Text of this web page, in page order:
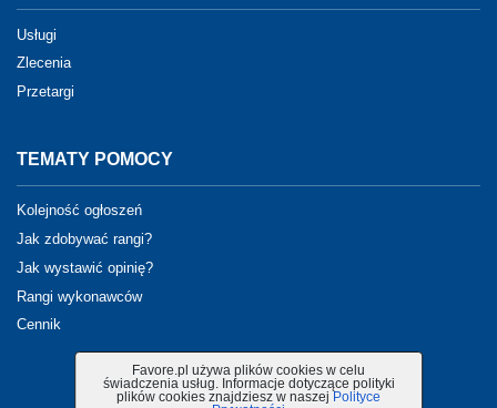
Favore.pl używa plików cookies w celu
świadczenia usług. Informacje dotyczące polityki
plików cookies znajdziesz w naszej Polityce
Usługi
Zlecenia
Przetargi
TEMATY POMOCY
Kolejność ogłoszeń
Jak zdobywać rangi?
Jak wystawić opinię?
Rangi wykonawców
Cennik